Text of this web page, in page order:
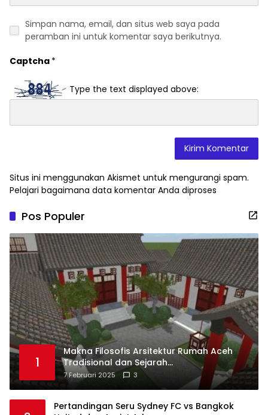
Simpan nama, email, dan situs web saya pada
peramban ini untuk komentar saya berikutnya.
Captcha *
Type the text displayed above:
Situs ini menggunakan Akismet untuk mengurangi spam.
Pelajari bagaimana data komentar Anda diproses
Pos Populer
1
Makna Filosofis Arsitektur Rumah Aceh
Tradisional dan Sejarah
Perkembangannya
7 Februari 2025 3
Pertandingan Seru Sydney FC vs Bangkok